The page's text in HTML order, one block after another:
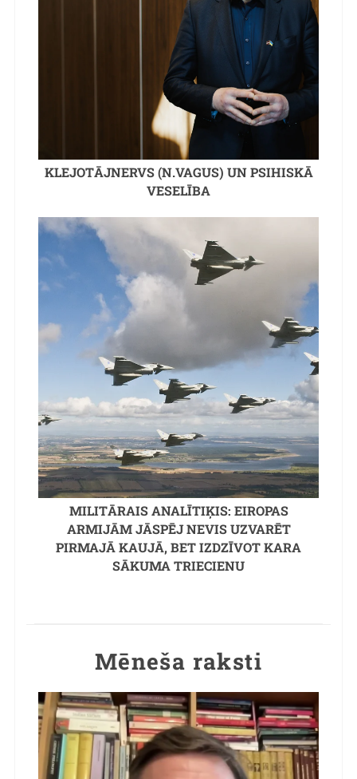
KLEJOTĀJNERVS (N.VAGUS) UN PSIHISKĀ
VESELĪBA
MILITĀRAIS ANALĪTIĶIS: EIROPAS
ARMIJĀM JĀSPĒJ NEVIS UZVARĒT
PIRMAJĀ KAUJĀ, BET IZDZĪVOT KARA
SĀKUMA TRIECIENU
Mēneša raksti